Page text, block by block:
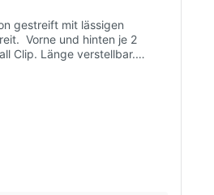
gestreift mit lässigen
Vorne und hinten je 2
Clip. Länge verstellbar.